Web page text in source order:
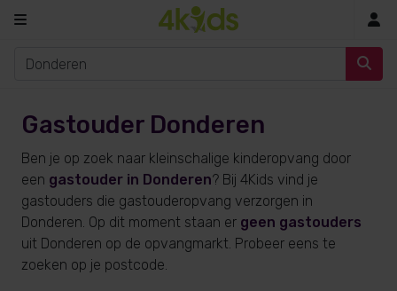
Gastouder Donderen
Ben je op zoek naar kleinschalige kinderopvang door
een gastouder in Donderen? Bij 4Kids vind je
gastouders die gastouderopvang verzorgen in
Donderen. Op dit moment staan er geen gastouders
uit Donderen op de opvangmarkt. Probeer eens te
zoeken op je postcode.